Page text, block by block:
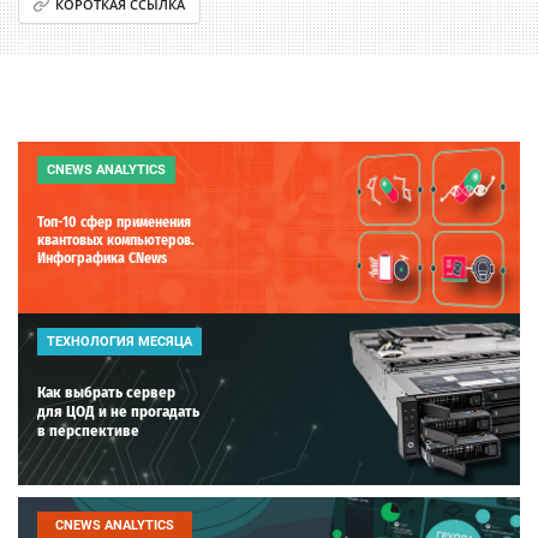
КОРОТКАЯ ССЫЛКА
CNEWS ANALYTICS
Топ-10 сфер применения
квантовых компьютеров.
Инфографика CNews
ТЕХНОЛОГИЯ МЕСЯЦА
Как выбрать сервер
для ЦОД и не прогадать
в перспективе
CNEWS ANALYTICS